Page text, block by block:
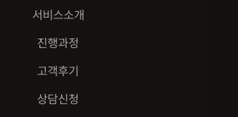
서비스소개
진행과정
고객후기
상담신청